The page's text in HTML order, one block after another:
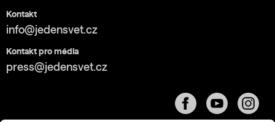
Kontakt
info@jedensvet.cz
Kontakt pro média
press@jedensvet.cz